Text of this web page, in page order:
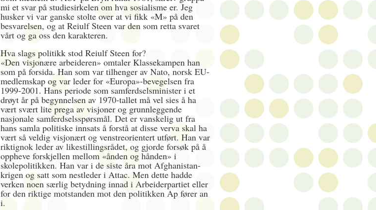
mi et svar på studiesirkelen om hva sosialisme er. Jeg
husker vi var ganske stolte over at vi fikk «M» på den
besvarelsen, og at Reiulf Steen var den som retta svaret
vårt og ga oss den karakteren.
Hva slags politikk stod Reiulf Steen for?
«Den visjonære arbeideren» omtaler Klassekampen han
som på forsida. Han som var tilhenger av Nato, norsk EU-
medlemskap og var leder for «Europa»-bevegelsen fra
1999-2001. Hans periode som samferdselsminister i et
drøyt år på begynnelsen av 1970-tallet må vel sies å ha
vært svært lite prega av visjoner og grunnleggende
nasjonale samferdselsspørsmål. Det er vanskelig ut fra
hans samla politiske innsats å forstå at disse verva skal ha
vært så veldig visjonært og venstreorientert utført. Han var
riktignok leder av likestillingsrådet, og gjorde forsøk på å
oppheve forskjellen mellom «ånden og hånden» i
skolepolitikken. Han var i de siste åra mot Afghanistan-
krigen og satt som nestleder i Attac. Men dette hadde
verken noen særlig betydning innad i Arbeiderpartiet eller
for den riktige motstanden mot den politikken Ap fører an
i.